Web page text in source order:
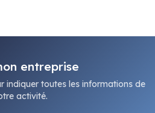
entreprise
indiquer toutes les informations de
activité.